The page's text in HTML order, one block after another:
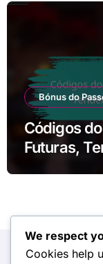
Bónus do
Códigos
Futuras,
We respect
Cookies help